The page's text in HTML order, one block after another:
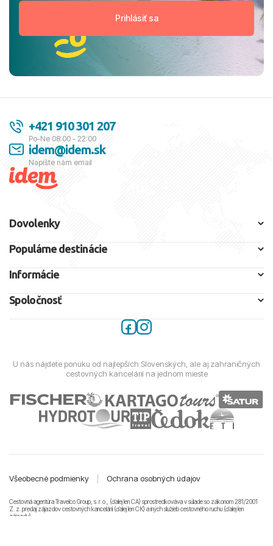
+421 910 301 207
Po-Ne 08:00 - 22:00
idem@idem.sk
Napíšte nám email
Dovolenky
Populárne destinácie
Informácie
Spoločnosť
U nás nájdete ponuku od najlepších Slovenských, ale aj zahraničných
cestovných kancelárií na jednom mieste
Všeobecné podmienky Ochrana osobných údajov
Cestovná agentúra Travelco Group, s. r. o., (ďalej len CA) sprostredkováva v súlade so zákonom 281/2001
Z. z. predaj zájazdov cestovných kancelárii (ďalej len CK) a iných služieb cestovného ruchu (ďalej len
zájazdy).